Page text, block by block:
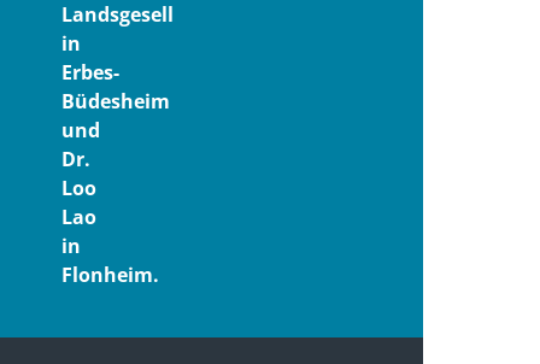
Landsgesell
in
Erbes-
Büdesheim
und
Dr.
Loo
Lao
in
Flonheim.